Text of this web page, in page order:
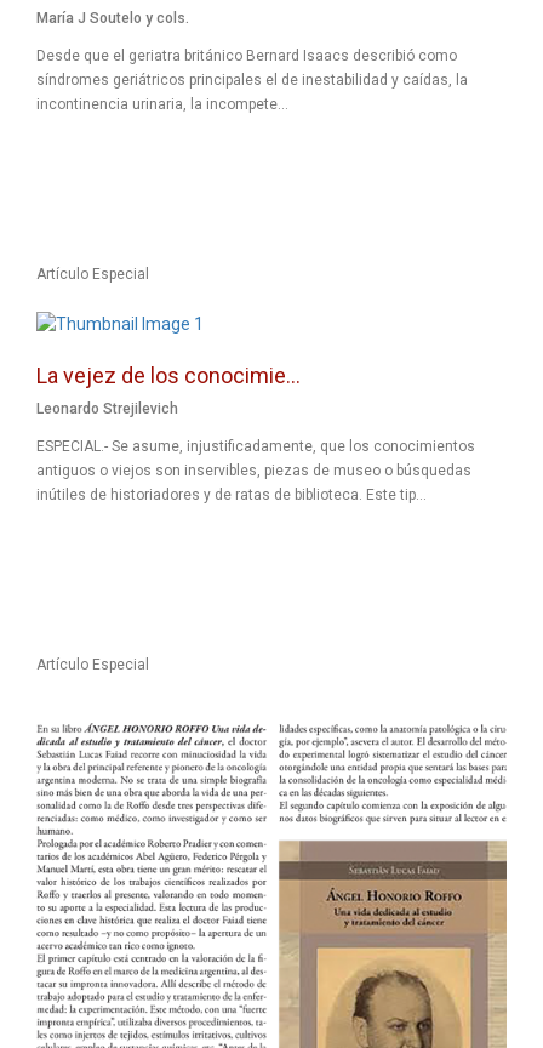
María J Soutelo y cols.
Desde que el geriatra británico Bernard Isaacs describió como
síndromes geriátricos principales el de inestabilidad y caídas, la
incontinencia urinaria, la incompete...
Artículo Especial
La vejez de los conocimie...
Leonardo Strejilevich
ESPECIAL.- Se asume, injustificadamente, que los conocimientos
antiguos o viejos son inservibles, piezas de museo o búsquedas
inútiles de historiadores y de ratas de biblioteca. Este tip...
Artículo Especial